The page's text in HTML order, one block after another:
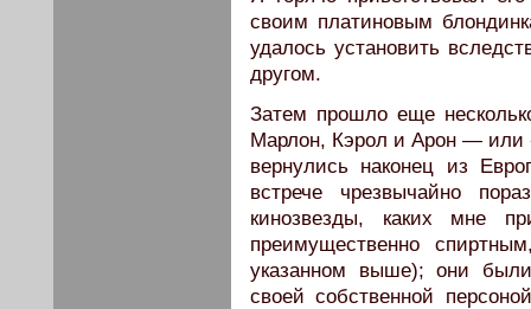
своим платиновым
удалось установить
другом.
Затем прошло еще
Марлон, Кэрол и Арон — или
вернулись наконец из
встрече чрезвычайно
кинозвезды, каких мне
преимущественно
указанном выше); они
своей собственной